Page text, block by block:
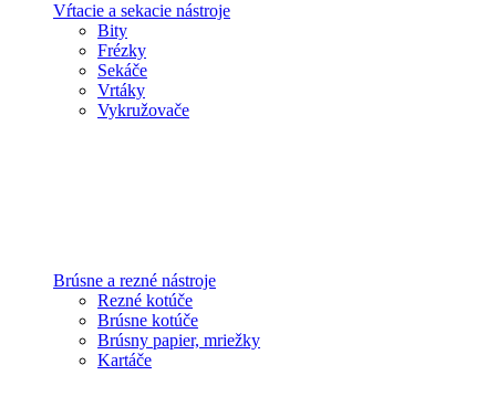
Vŕtacie a sekacie nástroje
Bity
Frézky
Sekáče
Vrtáky
Vykružovače
Brúsne a rezné nástroje
Rezné kotúče
Brúsne kotúče
Brúsny papier, mriežky
Kartáče